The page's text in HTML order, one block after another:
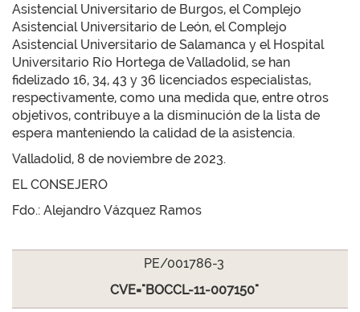
Asistencial Universitario de Burgos, el Complejo
Asistencial Universitario de León, el Complejo
Asistencial Universitario de Salamanca y el Hospital
Universitario Río Hortega de Valladolid, se han
fidelizado 16, 34, 43 y 36 licenciados especialistas,
respectivamente, como una medida que, entre otros
objetivos, contribuye a la disminución de la lista de
espera manteniendo la calidad de la asistencia.
Valladolid, 8 de noviembre de 2023.
EL CONSEJERO
Fdo.: Alejandro Vázquez Ramos
PE/001786-3
CVE="BOCCL-11-007150"